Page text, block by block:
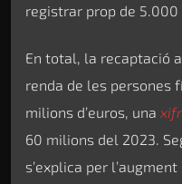
registrar prop de 5.000
En total, la recaptació
renda de les persones
milions d’euros, una
60 milions del 2023.
s’explica per